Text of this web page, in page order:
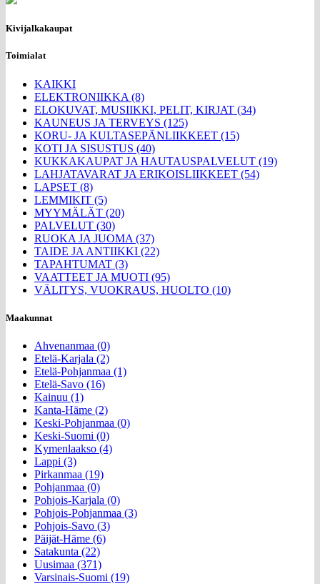
Kivijalkakaupat
Toimialat
KAIKKI
ELEKTRONIIKKA (8)
ELOKUVAT, MUSIIKKI, PELIT, KIRJAT (34)
KAUNEUS JA TERVEYS (125)
KORU- JA KULTASEPÄNLIIKKEET (15)
KOTI JA SISUSTUS (40)
KUKKAKAUPAT JA HAUTAUSPALVELUT (19)
LAHJATAVARAT JA ERIKOISLIIKKEET (54)
LAPSET (8)
LEMMIKIT (5)
MYYMÄLÄT (20)
PALVELUT (30)
RUOKA JA JUOMA (37)
TAIDE JA ANTIIKKI (22)
TAPAHTUMAT (3)
VAATTEET JA MUOTI (95)
VÄLITYS, VUOKRAUS, HUOLTO (10)
Maakunnat
Ahvenanmaa (0)
Etelä-Karjala (2)
Etelä-Pohjanmaa (1)
Etelä-Savo (16)
Kainuu (1)
Kanta-Häme (2)
Keski-Pohjanmaa (0)
Keski-Suomi (0)
Kymenlaakso (4)
Lappi (3)
Pirkanmaa (19)
Pohjanmaa (0)
Pohjois-Karjala (0)
Pohjois-Pohjanmaa (3)
Pohjois-Savo (3)
Päijät-Häme (6)
Satakunta (22)
Uusimaa (371)
Varsinais-Suomi (19)